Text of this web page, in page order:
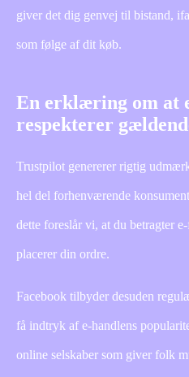
giver det dig genvej til bistand,
som følge af dit køb.
En erklæring om at
respekterer
Trustpilot genererer rigtig
hel del forhenværende
dette foreslår vi, at du betragter
placerer din ordre.
Facebook tilbyder desuden
få indtryk af e-handlens
online selskaber som giver folk